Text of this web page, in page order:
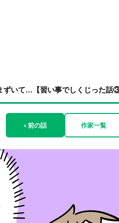
ずいて…【習い事でしくじった話
‹ 前の話 作家一覧